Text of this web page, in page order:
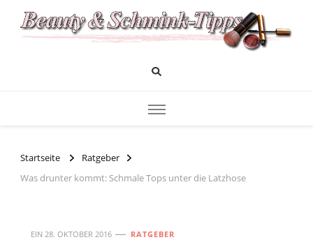
Beauty und Schminktipps
Startseite
Ratgeber
Was drunter kommt: Schmale Tops unter die Latzhose
EIN 28. OKTOBER 2016 RATGEBER